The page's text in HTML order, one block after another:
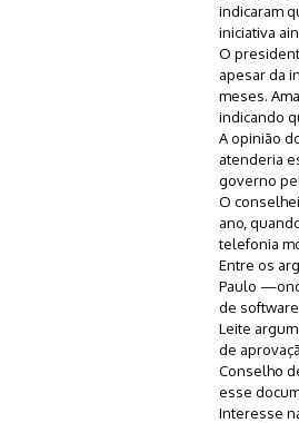
indicaram
iniciativa
O
apesar da
meses.
indicando
A opinião
atenderia
governo
O
ano,
telefonia
Entre os
Paulo
de
Leite
de
Conselho
esse
Interesse